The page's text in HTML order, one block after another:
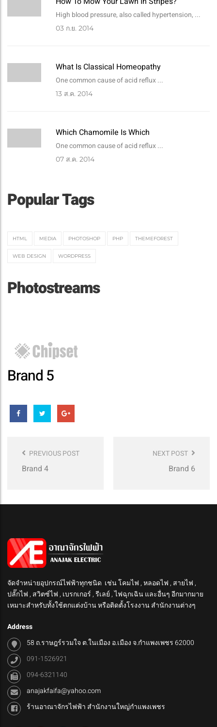
High blood pressure, also called hypertension, ...
03 ก.ย. 2014
What Is Classical Homeopathy
One common cause of acid reflux ...
13 ส.ค. 2014
Which Chamomile Is Which
One common cause of acid reflux ...
07 ส.ค. 2014
Popular Tags
HTML MEDIA PHOTOSHOP PHP THEMEFOREST
WEB DESIGN WORDPRESS
Photostreams
Brand 5
Navigation
PREVIOUS POST
Brand 4
NEXT POST
Brand 6
จัดจำหน่ายอุปกรณ์ไฟฟ้าทุกชนิด เช่น โคมไฟ , หลอดไฟ , สายไฟ ,
ปลั๊กไฟ , สวิตซ์ไฟ , เบรกเกอร์ , รีเลย์ , ไฟฉุกเฉิน และอื่นๆ อีกมากมาย
เหมาะสำหรับทั้งใช้ตกแต่งบ้าน หรือติดตั้งโรงงาน สำนักงานต่างๆ
Address
58 ถ.ราษฎร์รวมใจ ต.ในเมือง อ.เมือง จ.กำแพงเพชร 62000
091-1526921
094-6321140
anajakfaifa@yahoo.com
ร้านอาณาจักรไฟฟ้า สำนักงานใหญ่กำแพงเพชร